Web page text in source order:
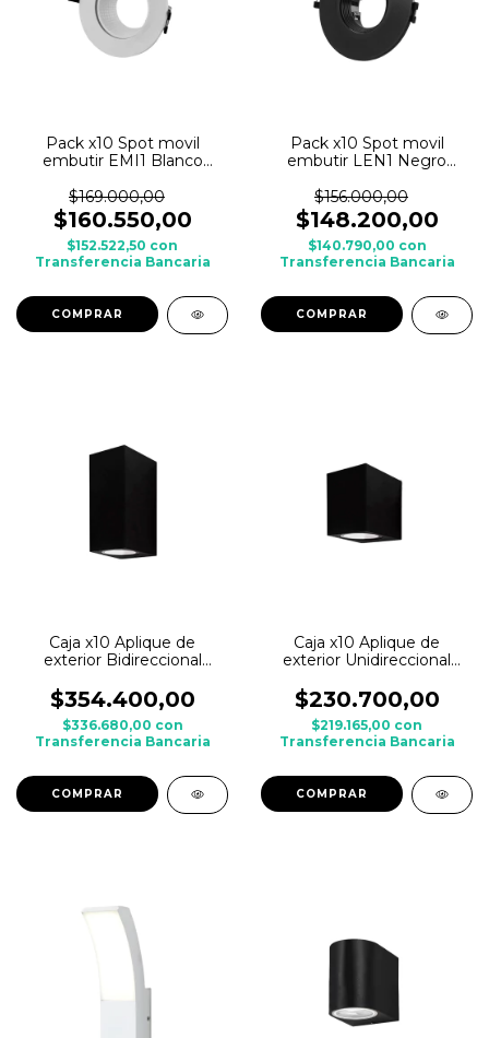
Pack x10 Spot movil
embutir EMI1 Blanco
GU10
$169.000,00
$160.550,00
$152.522,50 con
Transferencia Bancaria
Pack x10 Spot movil
embutir LEN1 Negro
GU10
$156.000,00
$148.200,00
$140.790,00 con
Transferencia Bancaria
Caja x10 Aplique de
exterior Bidireccional
Aluminio
$354.400,00
$336.680,00 con
Transferencia Bancaria
COMPRAR
Caja x10 Aplique de
exterior Unidireccional
Aluminio
$230.700,00
$219.165,00 con
Transferencia Bancaria
COMPRAR